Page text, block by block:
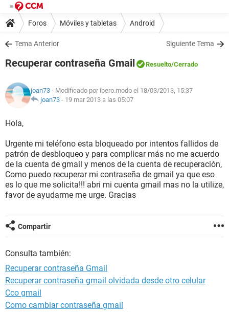
Foros Móviles y tabletas Android
Tema Anterior Siguiente Tema
Recuperar contraseña Gmail Resuelto/Cerrado
joan73 - Modificado por ibero.modo el 18/03/2013, 15:37
joan73 - 19 mar 2013 a las 05:07
Hola,
Urgente mi teléfono esta bloqueado por intentos fallidos de
patrón de desbloqueo y para complicar más no me acuerdo
de la cuenta de gmail y menos de la cuenta de recuperación,
Como puedo recuperar mi contraseña de gmail ya que eso
es lo que me solicita!!! abri mi cuenta gmail mas no la utilize,
favor de ayudarme me urge. Gracias
Compartir
Consulta también:
Recuperar contraseña Gmail
Recuperar contraseña gmail olvidada desde otro celular
Cco gmail
Como cambiar contraseña gmail